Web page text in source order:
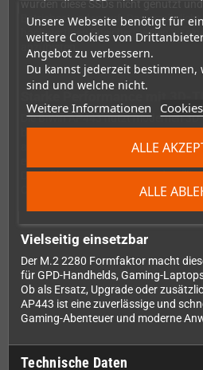
Unsere Webseite benötigt für
weitere Cookies von
Angebot zu verbessern.
Du kannst jederzeit bestimmen,
sind und welche nicht.
Weitere Informationen
ALLE
ALLE
wurden diese SSDs nicht genutzt
Betriebsstunden auf. Das
hochwertigen Speichermedien zu
anzubieten.
Die BiWin AP443 nutzt modernen
alltägliche Anwendungen. Mit der
Datenübertragungen. Einen
CE480Y2D100 (baugleiche Serie)
Vielseitig einsetzbar
Der M.2 2280 Formfaktor macht
für GPD-Handhelds, Gaming-
Ob als Ersatz, Upgrade oder
AP443 ist eine zuverlässige und
Gaming-Abenteuer und moderne
Technische Daten